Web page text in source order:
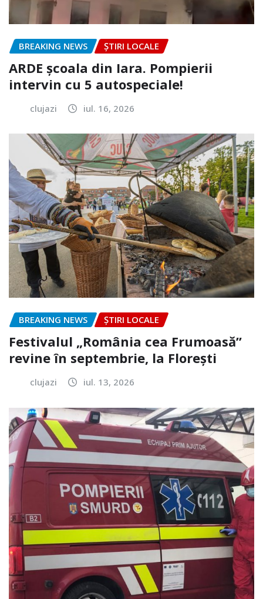
BREAKING NEWS ȘTIRI LOCALE
ARDE școala din Iara. Pompierii
intervin cu 5 autospeciale!
clujazi iul. 16, 2026
BREAKING NEWS ȘTIRI LOCALE
Festivalul „România cea Frumoasă”
revine în septembrie, la Florești
clujazi iul. 13, 2026